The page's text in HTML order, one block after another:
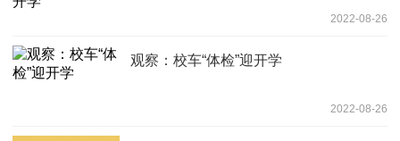
2022-08-26
观察：校车“体检”迎开学
2022-08-26